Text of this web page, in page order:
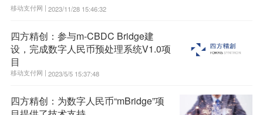
移动支付网 | 2023/11/28 15:46:32
四方精创：参与m-CBDC Bridge建
设，完成数字人民币预处理系统V1.0项
目
移动支付网 | 2023/5/5 15:37:48
四方精创：为数字人民币“mBridge”项